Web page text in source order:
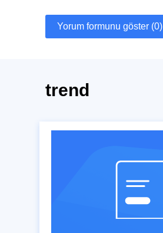
Yorum formunu göster (0)
trend